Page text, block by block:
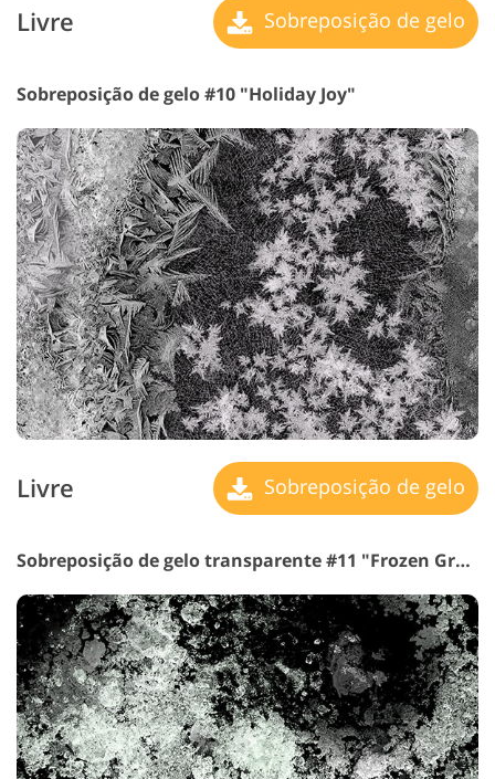
Livre Sobreposição de gelo
Sobreposição de gelo #10 "Holiday Joy"
Livre Sobreposição de gelo
Sobreposição de gelo transparente #11 "Frozen Ground"